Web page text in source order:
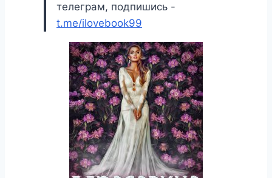
телеграм, подпишись -
t.me/ilovebook99